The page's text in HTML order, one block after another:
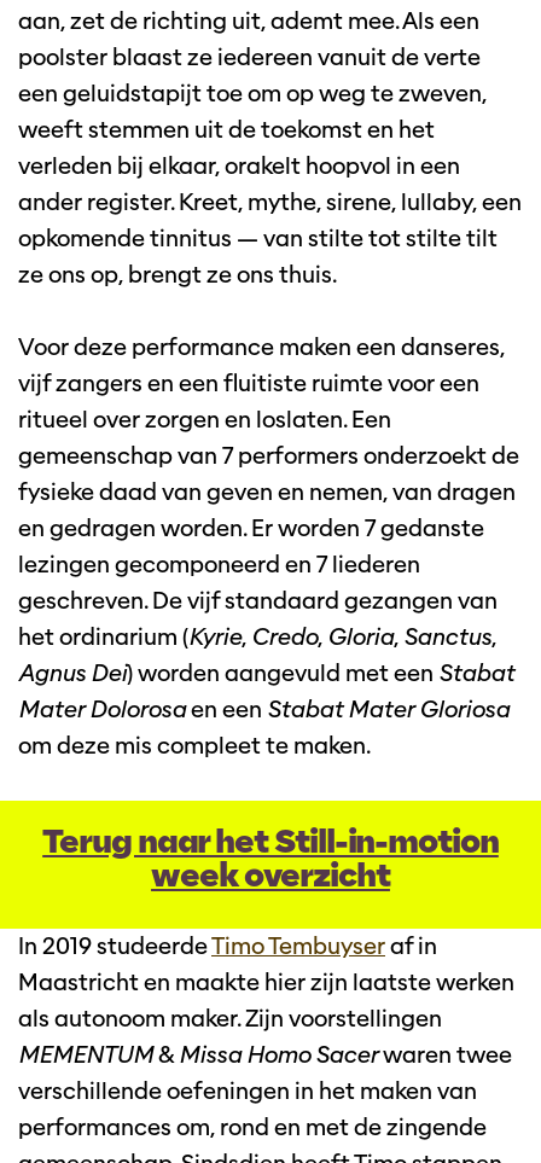
aan, zet de richting uit, ademt mee. Als een
poolster blaast ze iedereen vanuit de verte
een geluidstapijt toe om op weg te zweven,
weeft stemmen uit de toekomst en het
verleden bij elkaar, orakelt hoopvol in een
ander register. Kreet, mythe, sirene, lullaby, een
opkomende tinnitus — van stilte tot stilte tilt
ze ons op, brengt ze ons thuis.
Voor deze performance maken een danseres,
vijf zangers en een fluitiste ruimte voor een
ritueel over zorgen en loslaten. Een
gemeenschap van 7 performers onderzoekt de
fysieke daad van geven en nemen, van dragen
en gedragen worden. Er worden 7 gedanste
lezingen gecomponeerd en 7 liederen
geschreven. De vijf standaard gezangen van
het ordinarium (Kyrie, Credo, Gloria, Sanctus,
Agnus Dei) worden aangevuld met een Stabat
Mater Dolorosaen een Stabat Mater Gloriosa
om deze mis compleet te maken.
Terug naar het Still-in-motion
week overzicht
In 2019 studeerdeTimo Tembuyseraf in
Maastricht en maakte hier zijn laatste werken
als autonoom maker. Zijn voorstellingen
MEMENTUM&Missa Homo Sacerwaren twee
verschillende oefeningen in het maken van
performances om, rond en met de zingende